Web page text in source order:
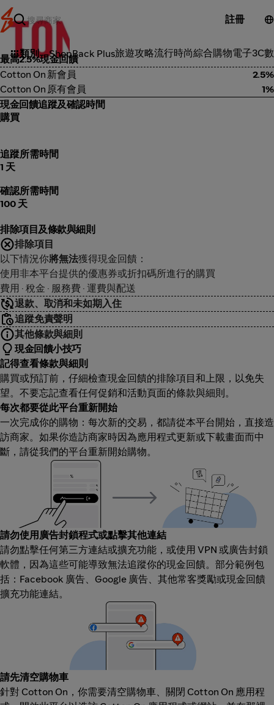
註冊
類別 ShopBack Plus旅遊攻略流行時尚綜合購物電子3C
最高2.5%現金回饋
Cotton On 新會員
2.5%
Cotton On 原有會員
1%
現金回饋追蹤及確認時間
購買
追蹤所需時間
1 天
確認所需時間
100 天
排除項目及條款與細則
排除項目
以下情況你將無法獲得現金回饋：
使用非本平台提供的優惠券或折扣碼所進行的購買
費用 · 稅金 · 服務費 · 運費與配送
退款、取消和未如期入住
追蹤免責聲明
其他條款與細則
現金回饋小技巧
記得查看條款與細則
購買或預訂前，仔細檢查現金回饋的排除項目和上限，以免失
望。不要忘記查看任何促銷和活動頁面的條款與細則。
每次都要從此平台重新開始
一次完成你的購物：每次新的交易，都請從本平台開始，直接造
訪商家。如果你造訪商家時因為應用程式更新或下載畫面而中
斷，請從我們的平台重新開始購物。
請勿使用廣告封鎖程式或點擊其他連結
請勿點擊任何第三方連結或擴充功能，或使用 VPN 或廣告封鎖
軟體，因為這些可能導致無法追蹤你的現金回饋。部分範例包
括：Facebook 廣告、Google 廣告、其他常客獎勵或現金回饋
擴充功能連結。
請先清空購物車
針對 Cotton On，你需要清空購物車、關閉 Cotton On 應用程